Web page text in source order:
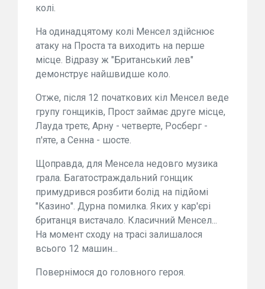
колі.
На одинадцятому колі Менсел здійснює
атаку на Проста та виходить на перше
місце. Відразу ж "Британський лев"
демонструє найшвидше коло.
Отже, після 12 початкових кіл Менсел веде
групу гонщиків, Прост займає друге місце,
Лауда третє, Арну - четверте, Росберг -
п'яте, а Сенна - шосте.
Щоправда, для Менсела недовго музика
грала. Багатостраждальний гонщик
примудрився розбити болід на підйомі
"Казино". Дурна помилка. Яких у кар'єрі
британця вистачало. Класичний Менсел...
На момент сходу на трасі залишалося
всього 12 машин...
Повернімося до головного героя.